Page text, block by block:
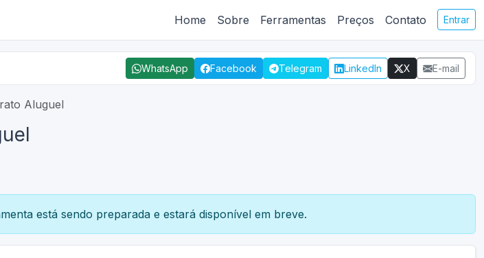
Home Sobre Ferramentas Preços Contato Entrar
WhatsApp Facebook Telegram LinkedIn X E-mail
Aluguel
está sendo preparada e estará disponível em breve.